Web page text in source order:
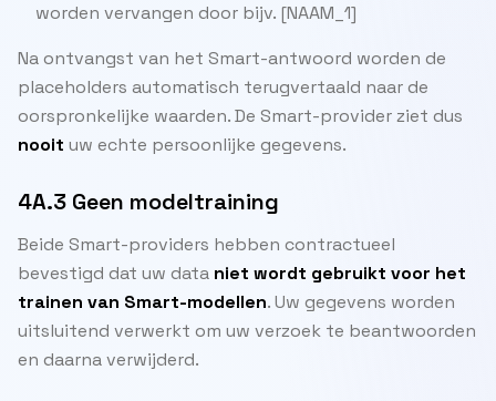
worden vervangen door bijv. [NAAM_1]
Na ontvangst van het Smart-antwoord worden de
placeholders automatisch terugvertaald naar de
oorspronkelijke waarden. De Smart-provider ziet dus
nooit uw echte persoonlijke gegevens.
4A.3 Geen modeltraining
Beide Smart-providers hebben contractueel
bevestigd dat uw data niet wordt gebruikt voor het
trainen van Smart-modellen. Uw gegevens worden
uitsluitend verwerkt om uw verzoek te beantwoorden
en daarna verwijderd.